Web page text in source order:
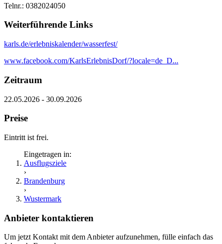
Telnr.: 0382024050
Weiterführende Links
karls.de/erlebniskalender/wasserfest/
www.facebook.com/KarlsErlebnisDorf/?locale=de_D...
Zeitraum
22.05.2026 - 30.09.2026
Preise
Eintritt ist frei.
Eingetragen in:
Ausflugsziele
›
Brandenburg
›
Wustermark
Anbieter kontaktieren
Um jetzt Kontakt mit dem Anbieter aufzunehmen, fülle einfach das